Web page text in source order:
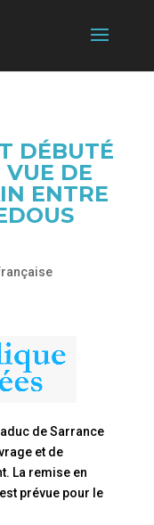
DÉBUTÉ
VUE DE
ENTRE
de Sarrance
et de
La remise en
prévue pour le